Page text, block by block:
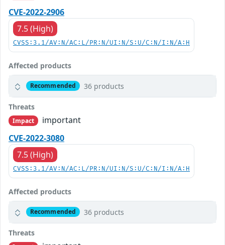
CVE-2022-2906
7.5 (High)
CVSS:3.1/AV:N/AC:L/PR:N/UI:N/S:U/C:N/I:N/A:H
Affected products
Recommended 36 products
Threats
Impact
important
CVE-2022-3080
7.5 (High)
CVSS:3.1/AV:N/AC:L/PR:N/UI:N/S:U/C:N/I:N/A:H
Affected products
Recommended 36 products
Threats